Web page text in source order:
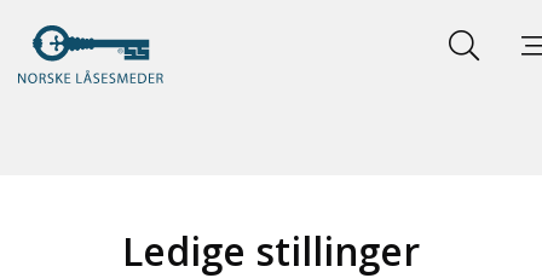
Ledige stillinger